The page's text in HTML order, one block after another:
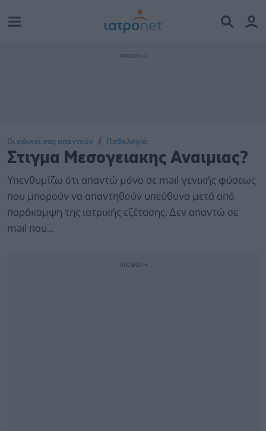
Οι ειδικοί σας απαντούν Παθολογία
Στιγμα Μεσογειακης Αναιμιας?
Υπενθυμίζω ότι απαντώ μόνο σε mail γενικής φύσεως
που μπορούν να απαντηθούν υπεύθυνα μετά από
παράκαμψη της ιατρικής εξέτασης. Δεν απαντώ σε
mail που...